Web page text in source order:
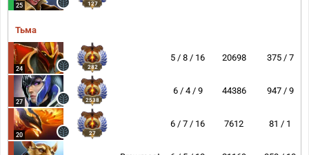
25 127
Тьма
24 282
5 / 8 / 16 20698 375 / 7
27 2538
6 / 4 / 9 44386 947 / 9
20 27
6 / 7 / 16 7612 81 / 1